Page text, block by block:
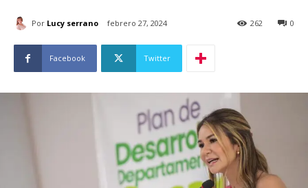
Por Lucy serrano febrero 27, 2024 0
262
Facebook Twitter